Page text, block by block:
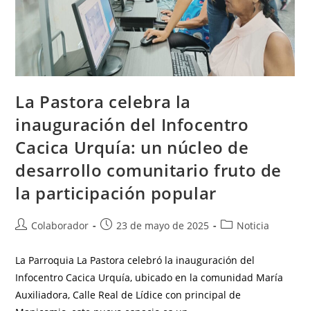
La Pastora celebra la
inauguración del Infocentro
Cacica Urquía: un núcleo de
desarrollo comunitario fruto de
la participación popular
Colaborador 23 de mayo de 2025 Noticia
La Parroquia La Pastora celebró la inauguración del
Infocentro Cacica Urquía, ubicado en la comunidad María
Auxiliadora, Calle Real de Lídice con principal de